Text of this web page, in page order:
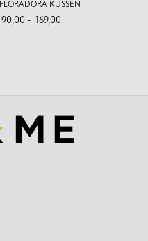
FLORADORA KUSSEN
90,00 - 169,00